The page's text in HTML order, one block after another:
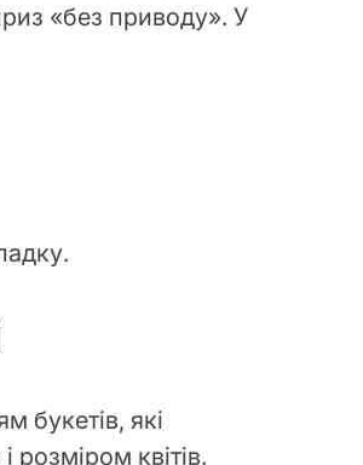
«без приводу». У
букетів, які
квітів.